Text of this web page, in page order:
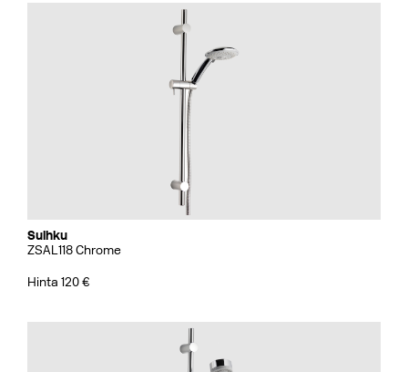
Suihku
ZSAL118 Chrome
Hinta 120 €